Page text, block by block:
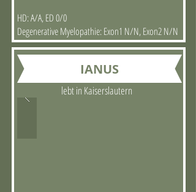
HD: A/A, ED 0/0
Degenerative Myelopathie: Exon1 N/N, Exon2 N/N
IANUS
lebt in Kaiserslautern